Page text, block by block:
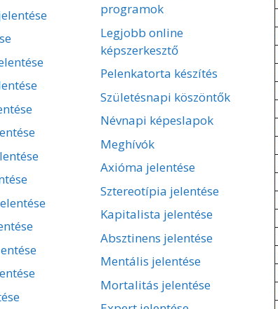
programok
Legjobb online
képszerkesztő
Pelenkatorta készítés
Születésnapi köszöntők
Névnapi képeslapok
Meghívók
Axióma jelentése
Sztereotípia jelentése
Kapitalista jelentése
Absztinens jelentése
Mentális jelentése
Mortalitás jelentése